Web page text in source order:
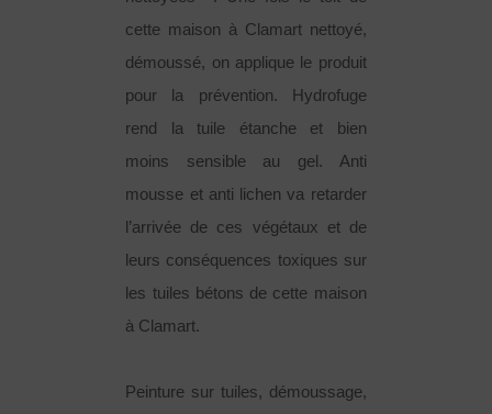
cette maison à Clamart nettoyé,
démoussé, on applique le produit
pour la prévention. Hydrofuge
rend la tuile étanche et bien
moins sensible au gel. Anti
mousse et anti lichen va retarder
l’arrivée de ces végétaux et de
leurs conséquences toxiques sur
les tuiles bétons de cette maison
à Clamart.
Peinture sur tuiles, démoussage,